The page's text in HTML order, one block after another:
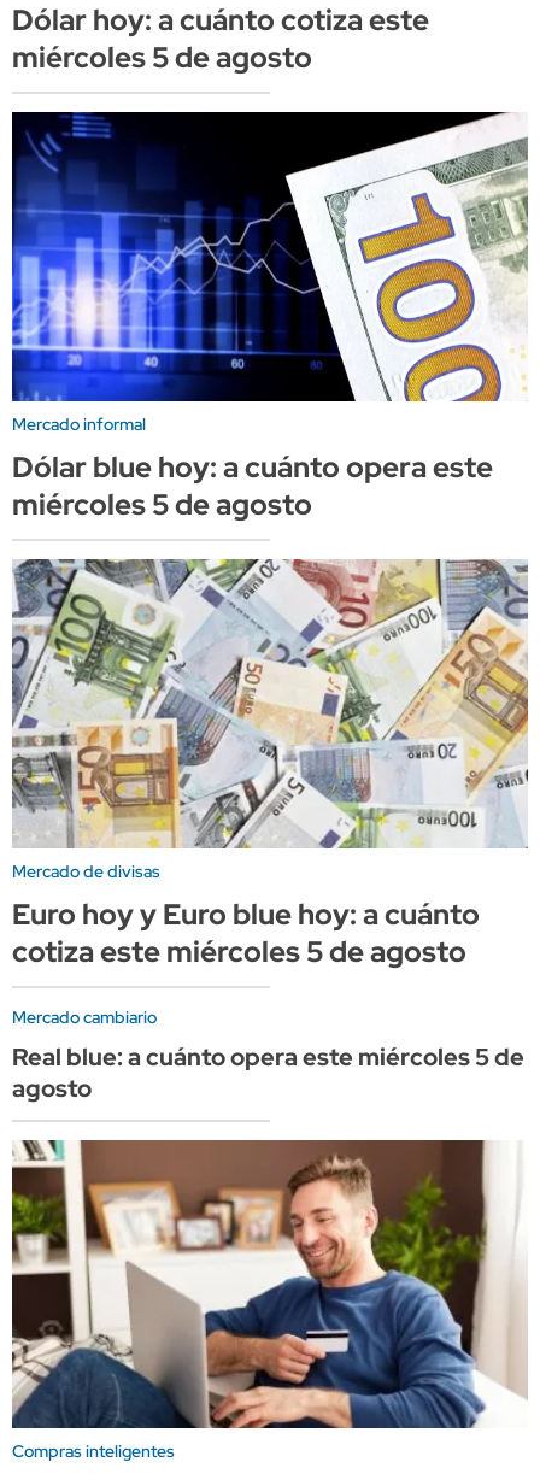
Dólar hoy: a cuánto cotiza este
miércoles 5 de agosto
Mercado informal
Dólar blue hoy: a cuánto opera este
miércoles 5 de agosto
Mercado de divisas
Euro hoy y Euro blue hoy: a cuánto
cotiza este miércoles 5 de agosto
Mercado cambiario
Real blue: a cuánto opera este miércoles 5 de
agosto
Compras inteligentes